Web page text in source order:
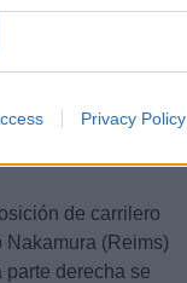
Privacy Policy
pero el jugador
en su mejor
el jugador del
de carrilero
(Reims)
derecha se